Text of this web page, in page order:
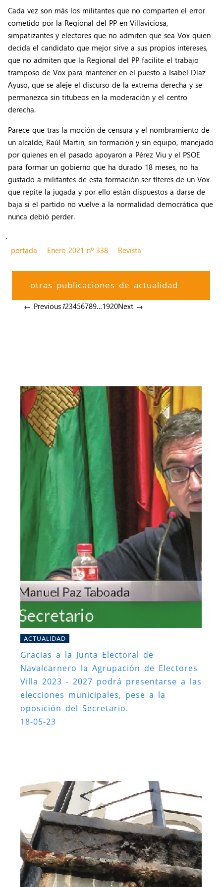
Cada vez son más los militantes que no comparten el error
cometido por la Regional del PP en Villaviciosa,
simpatizantes y electores que no admiten que sea Vox quien
decida el candidato que mejor sirve a sus propios intereses,
que no admiten que la Regional del PP facilite el trabajo
tramposo de Vox para mantener en el puesto a Isabel Díaz
Ayuso, que se aleje el discurso de la extrema derecha y se
permanezca sin titubeos en la moderación y el centro
derecha.
Parece que tras la moción de censura y el nombramiento de
un alcalde, Raúl Martin, sin formación y sin equipo, manejado
por quienes en el pasado apoyaron a Pérez Viu y el PSOE
para formar un gobierno que ha durado 18 meses, no ha
gustado a militantes de esta formación ser títeres de un Vox
que repite la jugada y por ello están dispuestos a darse de
baja si el partido no vuelve a la normalidad democrática que
nunca debió perder.
.
portada
Enero 2021 nº 338 Revista
otras publicaciones de actualidad
← Previous123456789…1920Next →
ACTUALIDAD
Gracias a la Junta Electoral de
Navalcarnero la Agrupación de Electores
Villa 2023 - 2027 podrá presentarse a las
elecciones municipales, pese a la
oposición del Secretario.
18-05-23